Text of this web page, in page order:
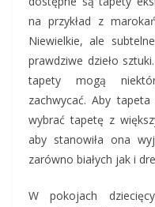
na przykład z
Niewielkie, ale
prawdziwe dzieło
tapety mogą
zachwycać. Aby
wybrać tapetę z
aby stanowiła ona
zarówno białych jak i
W pokojach